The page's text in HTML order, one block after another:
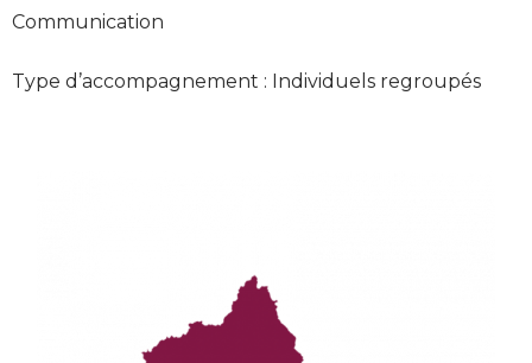
Communication
Type d’accompagnement : Individuels regroupés